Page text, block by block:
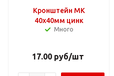
Кронштейн МК
40х40мм цинк
Много
17.00 руб/шт